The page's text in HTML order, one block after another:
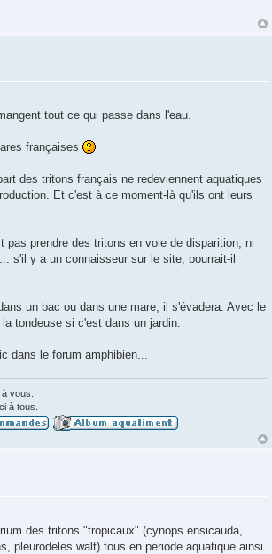
tout ce qui passe dans l'eau.
françaises
des tritons français ne redeviennent aquatiques
Et c'est à ce moment-là qu'ils ont leurs
pas prendre des tritons en voie de disparition, ni
s'il y a un connaisseur sur le site, pourrait-il
un bac ou dans une mare, il s'évadera. Avec le
tondeuse si c'est dans un jardin.
dans le forum amphibien...
vous.
à tous.
des tritons "tropicaux" (cynops ensicauda,
pleurodeles walt) tous en periode aquatique ainsi